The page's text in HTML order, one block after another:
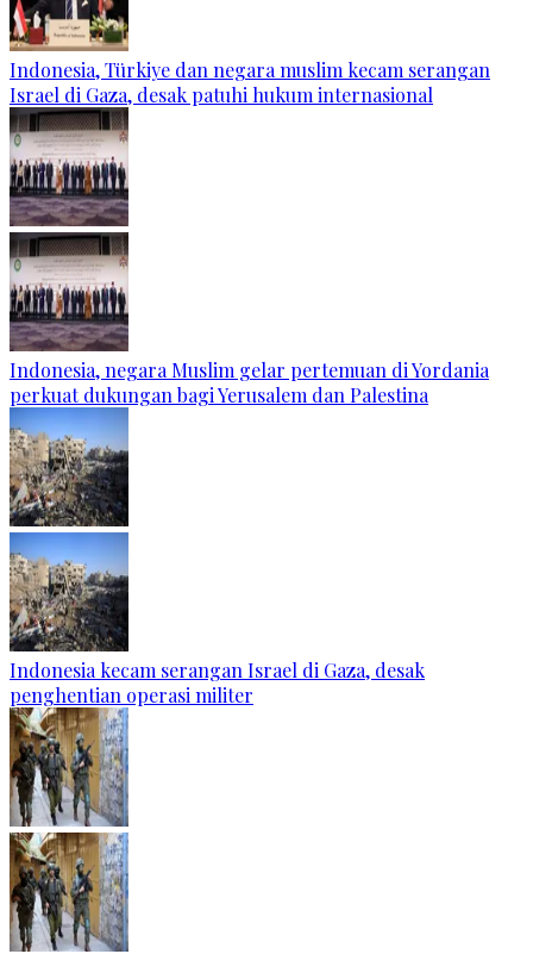
Indonesia, Türkiye dan negara muslim kecam serangan
Israel di Gaza, desak patuhi hukum internasional
Indonesia, negara Muslim gelar pertemuan di Yordania
perkuat dukungan bagi Yerusalem dan Palestina
Indonesia kecam serangan Israel di Gaza, desak
penghentian operasi militer